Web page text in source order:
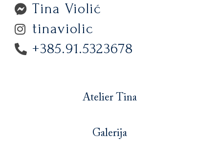
Tina Violić
tinaviolic
+385.91.5323678
Atelier Tina
Galerija